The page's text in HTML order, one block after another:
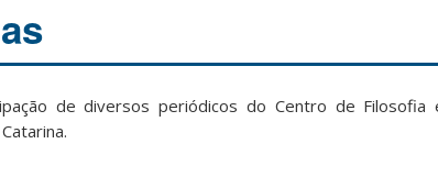
de diversos periódicos do Centro de Filosofia